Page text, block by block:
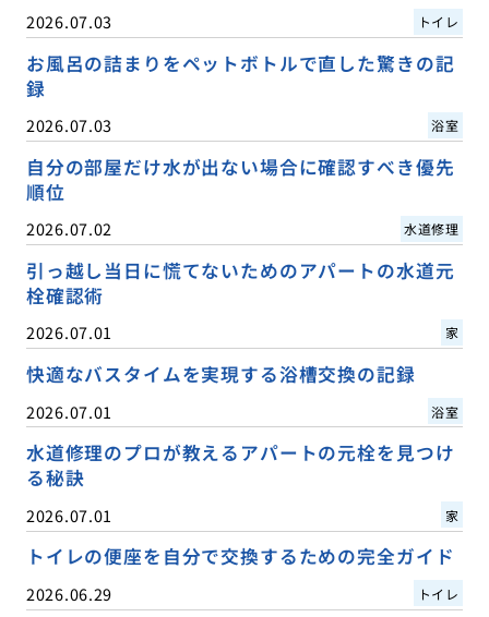
2026.07.03 トイレ
お風呂の詰まりをペットボトルで直した驚きの記
録
2026.07.03 浴室
自分の部屋だけ水が出ない場合に確認すべき優先
順位
2026.07.02 水道修理
引っ越し当日に慌てないためのアパートの水道元
栓確認術
2026.07.01 家
快適なバスタイムを実現する浴槽交換の記録
2026.07.01 浴室
水道修理のプロが教えるアパートの元栓を見つけ
る秘訣
2026.07.01 家
トイレの便座を自分で交換するための完全ガイド
2026.06.29 トイレ